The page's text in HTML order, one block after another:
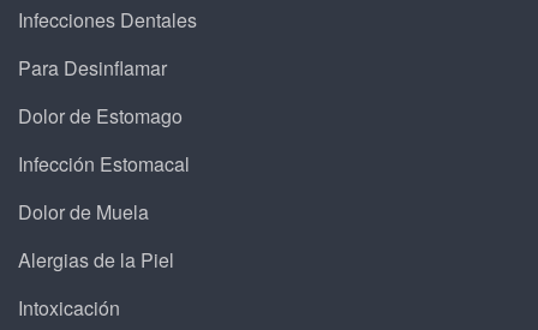
Infecciones Dentales
Para Desinflamar
Dolor de Estomago
Infección Estomacal
Dolor de Muela
Alergias de la Piel
Intoxicación